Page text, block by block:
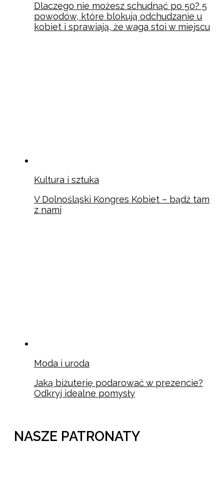
Dlaczego nie możesz schudnąć po 50? 5
powodów, które blokują odchudzanie u
kobiet i sprawiają, że waga stoi w miejscu
Kultura i sztuka
V Dolnośląski Kongres Kobiet – bądź tam
z nami
Moda i uroda
Jaką biżuterię podarować w prezencie?
Odkryj idealne pomysły
NASZE PATRONATY